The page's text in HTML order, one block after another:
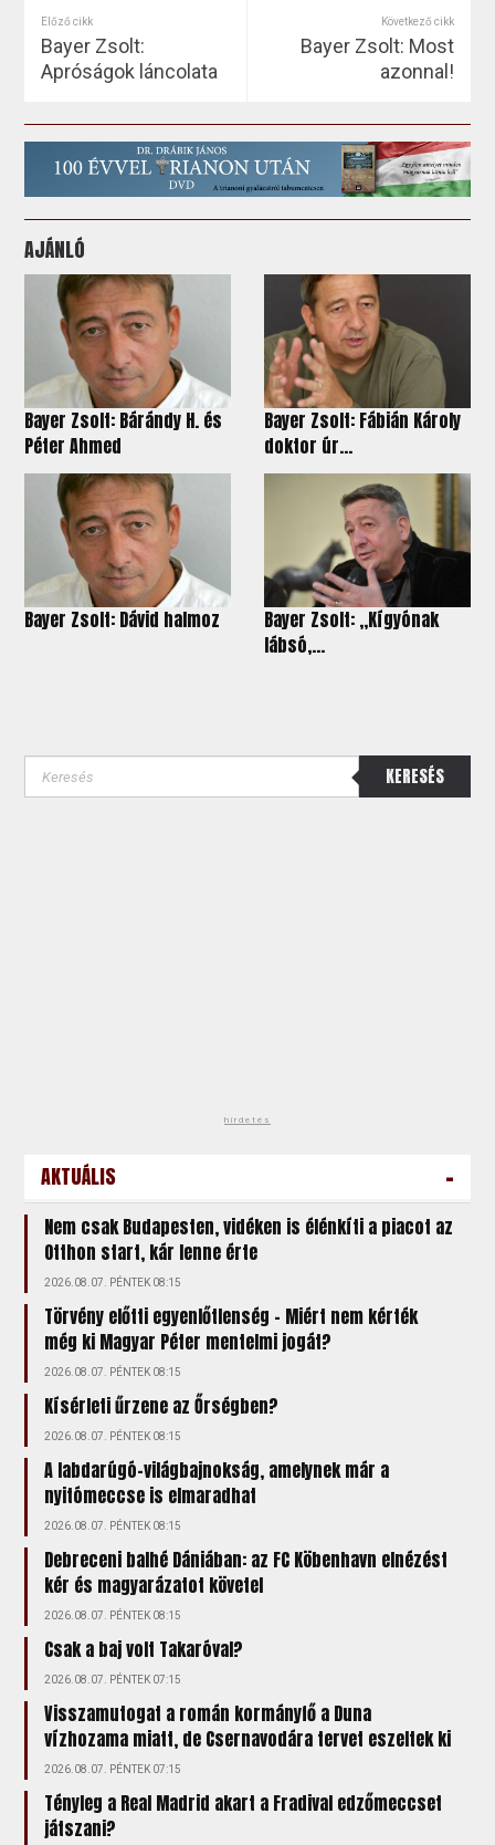
Előző cikk
Bayer Zsolt:
Apróságok láncolata
Következő cikk
Bayer Zsolt: Most
azonnal!
AJÁNLÓ
Bayer Zsolt: Bárándy H. és
Péter Ahmed
Bayer Zsolt: Fábián Károly
doktor úr...
Bayer Zsolt: Dávid halmoz
Bayer Zsolt: „Kígyónak
lábsó,...
KERESÉS
hirdetés
AKTUÁLIS -
Nem csak Budapesten, vidéken is élénkíti a piacot az
Otthon start, kár lenne érte
2026.08.07. PÉNTEK 08:15
Törvény előtti egyenlőtlenség – Miért nem kérték
még ki Magyar Péter mentelmi jogát?
2026.08.07. PÉNTEK 08:15
Kísérleti űrzene az Őrségben?
2026.08.07. PÉNTEK 08:15
A labdarúgó-világbajnokság, amelynek már a
nyitómeccse is elmaradhat
2026.08.07. PÉNTEK 08:15
Debreceni balhé Dániában: az FC Köbenhavn elnézést
kér és magyarázatot követel
2026.08.07. PÉNTEK 08:15
Csak a baj volt Takaróval?
2026.08.07. PÉNTEK 07:15
Visszamutogat a román kormányfő a Duna
vízhozama miatt, de Csernavodára tervet eszeltek ki
2026.08.07. PÉNTEK 07:15
Tényleg a Real Madrid akart a Fradival edzőmeccset
játszani?